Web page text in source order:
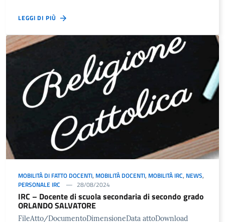
LEGGI DI PIÙ
MOBILITÀ DI FATTO DOCENTI, MOBILITÀ DOCENTI, MOBILITÀ IRC, NEWS,
PERSONALE IRC
28/08/2024
IRC – Docente di scuola secondaria di secondo grado
ORLANDO SALVATORE
FileAtto/DocumentoDimensioneData attoDownload